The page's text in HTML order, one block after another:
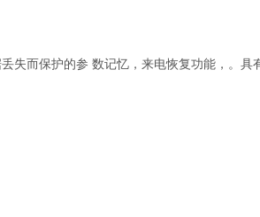
失而保护的参 数记忆，来电恢复功能，。具